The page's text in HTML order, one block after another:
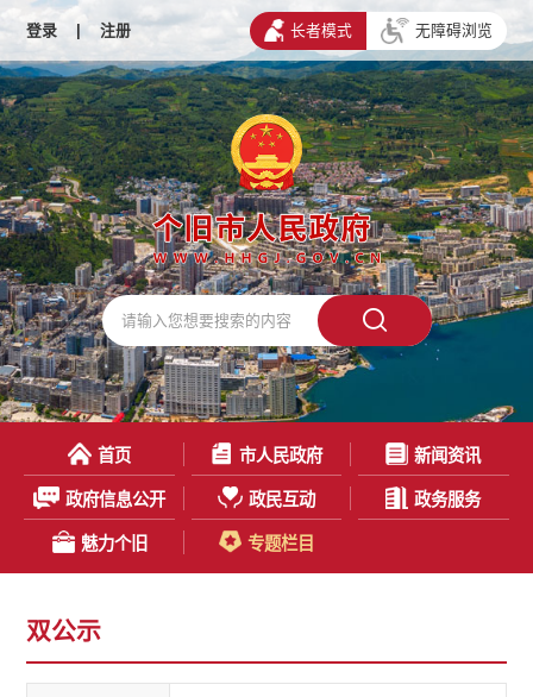
登录 | 注册 长者模式 无障碍浏览
首页 市人民政府 新闻资讯
政府信息公开 政民互动 政务服务
魅力个旧 专题栏目
双公示